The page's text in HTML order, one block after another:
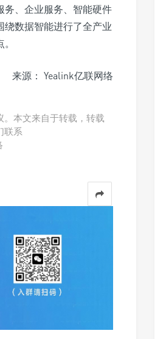
务、企业服务、智能硬件
数据智能进行了全产业
来源： Yealink亿联网络
本文来自于转载，转载
联系